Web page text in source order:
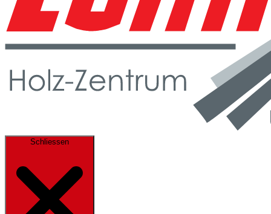
Schliessen